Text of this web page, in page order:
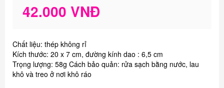
42.000 VNĐ
Chất liệu: thép không rỉ
Kích thước: 20 x 7 cm, đường kính dao : 6,5 cm
Trọng lượng: 58g Cách bảo quản: rửa sạch bằng nước, lau
khô và treo ở nơi khô ráo